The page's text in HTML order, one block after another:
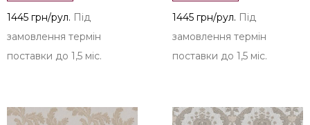
1445 грн/рул. Під
замовлення термін
поставки до 1,5 міс.
1445 грн/рул. Під
замовлення термін
поставки до 1,5 міс.